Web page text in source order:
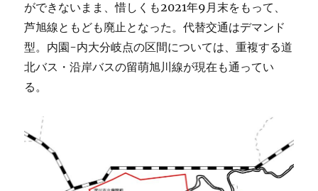
ができないまま、惜しくも2021年9月末をもって、
芦旭線ともども廃止となった。代替交通はデマンド
型。内園-内大分岐点の区間については、重複する道
北バス・沿岸バスの留萌旭川線が現在も通ってい
る。